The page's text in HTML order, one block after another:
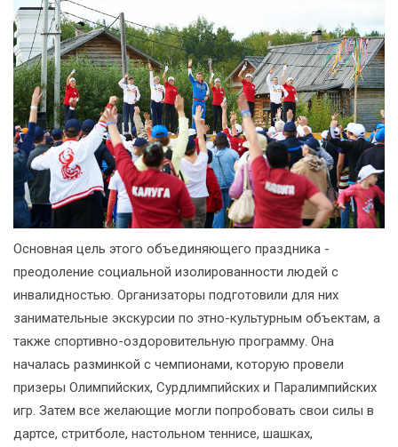
Основная цель этого объединяющего праздника -
преодоление социальной изолированности людей с
инвалидностью. Организаторы подготовили для них
занимательные экскурсии по этно-культурным объектам, а
также спортивно-оздоровительную программу. Она
началась разминкой с чемпионами, которую провели
призеры Олимпийских, Сурдлимпийских и Паралимпийских
игр. Затем все желающие могли попробовать свои силы в
дартсе, стритболе, настольном теннисе, шашках,